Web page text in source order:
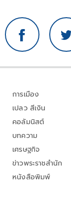
การเมือง
เปลว สีเงิน
คอลัมนิสต์
บทความ
เศรษฐกิจ
ข่าวพระราชสำนัก
หนังสือพิมพ์